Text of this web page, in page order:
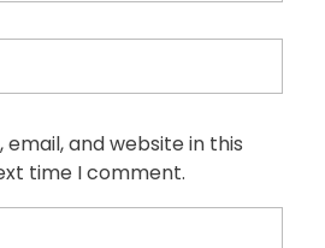
email, and website in this
time I comment.